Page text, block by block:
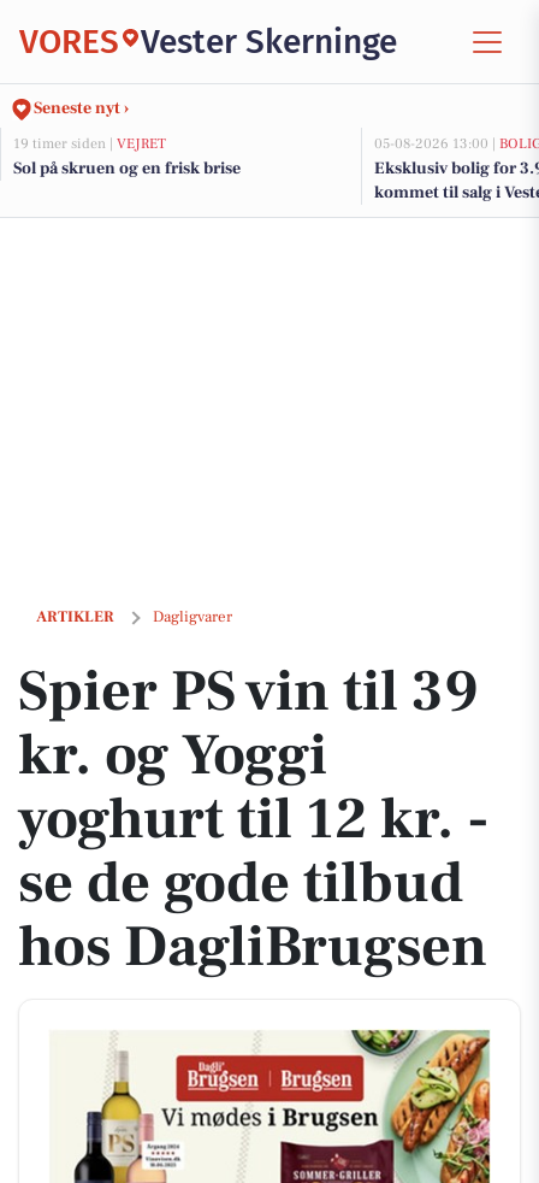
VORES Vester Skerninge
Seneste nyt ›
19 timer siden | VEJRET
Sol på skruen og en frisk brise
05-08-2026 13:00 |
Eksklusiv bolig for
kommet til salg i
og de dyreste boliger
ARTIKLER Dagligvarer
Spier PS vin til 39 kr. og Yoggi yoghurt til 12 kr. - se de gode tilbud
Spier PS vin til 39
kr. og Yoggi
yoghurt til 12 kr. -
se de gode tilbud
hos DagliBrugsen